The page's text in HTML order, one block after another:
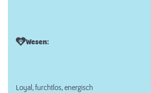
Wesen:
Loyal, furchtlos, energisch